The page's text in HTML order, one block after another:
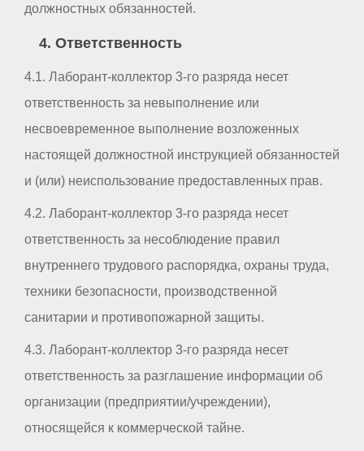
должностных обязанностей.
4. Ответственность
4.1. Лаборант-коллектор 3-го разряда несет
ответственность за невыполнение или
несвоевременное выполнение возложенных
настоящей должностной инструкцией обязанностей
и (или) неиспользование предоставленных прав.
4.2. Лаборант-коллектор 3-го разряда несет
ответственность за несоблюдение правил
внутреннего трудового распорядка, охраны труда,
техники безопасности, производственной
санитарии и противопожарной защиты.
4.3. Лаборант-коллектор 3-го разряда несет
ответственность за разглашение информации об
организации (предприятии/учреждении),
относящейся к коммерческой тайне.